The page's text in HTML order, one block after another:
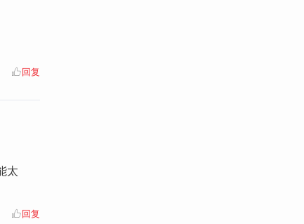
回复
太
回复